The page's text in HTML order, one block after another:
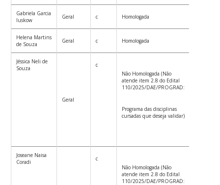
Gabriela Garcia
Iuskow
Geral c Homologada
Helena Martins
de Souza
Geral c Homologada
Jéssica Neli de
Souza
Geral
c
Não Homologada (Não
atende item 2.8 do Edital
110/2025/DAE/PROGRAD:
Programa das disciplinas
cursadas que deseja validar)
Joseane Naisa
Coradi
c
Não Homologada (Não
atende item 2.8 do Edital
110/2025/DAE/PROGRAD: